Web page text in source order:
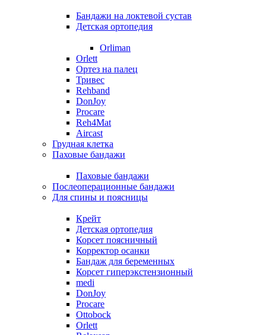
Бандажи на локтевой сустав
Детская ортопедия
Orliman
Orlett
Ортез на палец
Тривес
Rehband
DonJoy
Procare
Reh4Mat
Aircast
Грудная клетка
Паховые бандажи
Паховые бандажи
Послеоперационные бандажи
Для спины и поясницы
Крейт
Детская ортопедия
Корсет поясничный
Корректор осанки
Бандаж для беременных
Корсет гиперэкстензионный
medi
DonJoy
Procare
Ottobock
Orlett